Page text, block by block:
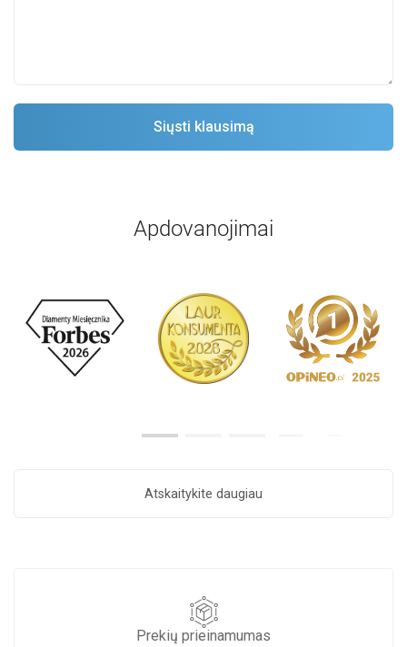
Apdovanojimai
Atskaitykite daugiau
Prekių prieinamumas